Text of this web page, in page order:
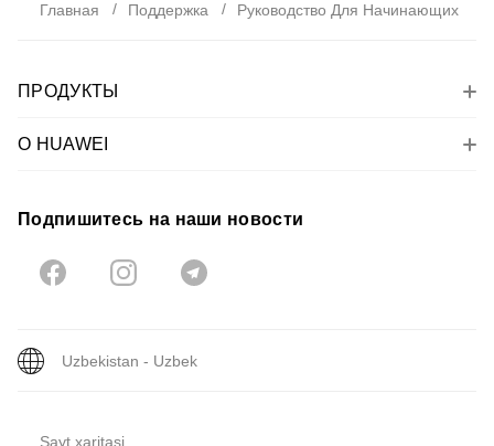
Главная Поддержка Руководство Для Начинающих
ПРОДУКТЫ
О HUAWEI
Подпишитесь на наши новости
Sayt xaritasi
Uzbekistan - Uzbek